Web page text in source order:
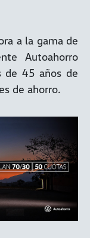
a la gama de
Autoahorro
de 45 años de
de ahorro.